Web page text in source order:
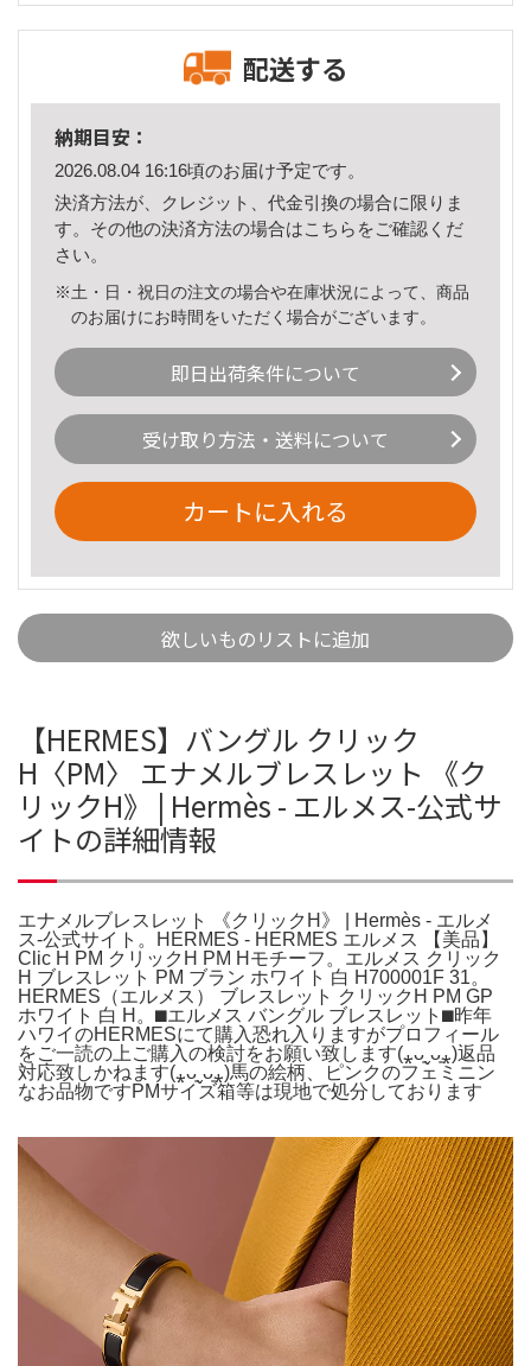
配送する
納期目安：
2026.08.04 16:16頃のお届け予定です。
決済方法が、クレジット、代金引換の場合に限りま
す。その他の決済方法の場合はこちら をご確認くだ
さい。
※土・日・祝日の注文の場合や在庫状況によって、商品
のお届けにお時間をいただく場合がございます。
即日出荷条件について
受け取り方法・送料について
カートに入れる
欲しいものリストに追加
【HERMES】バングル クリック
H〈PM〉 エナメルブレスレット 《ク
リックH》 | Hermès - エルメス-公式サ
イトの詳細情報
エナメルブレスレット 《クリックH》 | Hermès - エルメ
ス-公式サイト。HERMES - HERMES エルメス 【美品】
Clic H PM クリックH PM Hモチーフ。エルメス クリック
H ブレスレット PM ブラン ホワイト 白 H700001F 31。
HERMES（エルメス） ブレスレット クリックH PM GP
ホワイト 白 H。⬛︎エルメス バングル ブレスレット⬛︎昨年
ハワイのHERMESにて購入恐れ入りますがプロフィール
をご一読の上ご購入の検討をお願い致します(⁎ᴗ͈ˬᴗ͈⁎)返品
対応致しかねます(⁎ᴗ͈ˬᴗ͈⁎)馬の絵柄、ピンクのフェミニン
なお品物ですPMサイズ箱等は現地で処分しております